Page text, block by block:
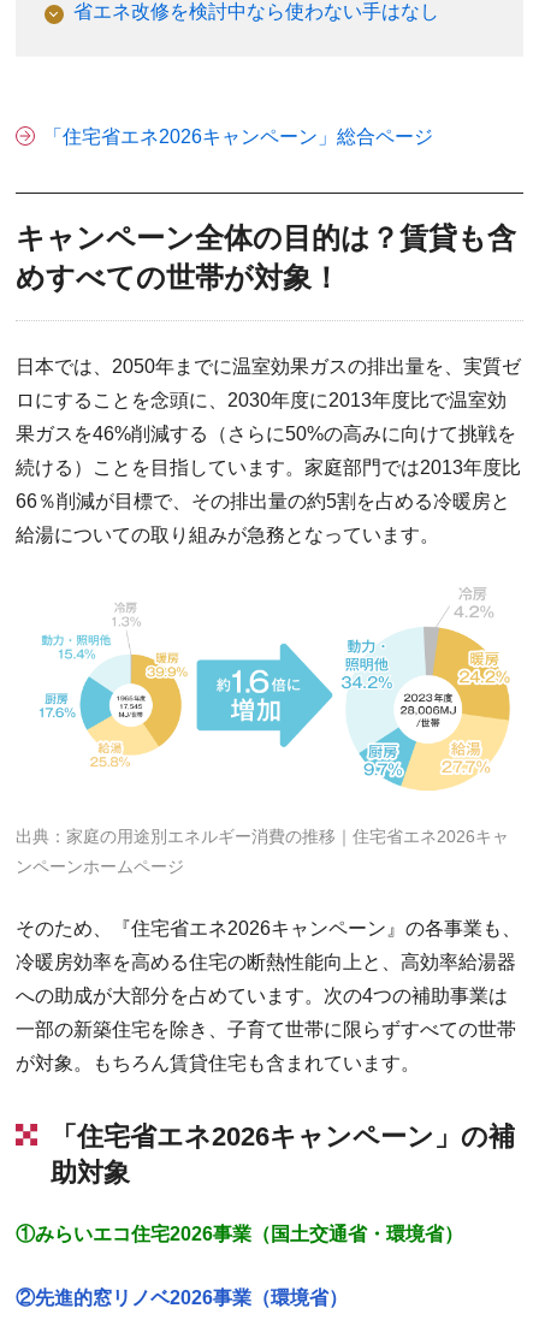
省エネ改修を検討中なら使わない手はなし
「住宅省エネ2026キャンペーン」総合ページ
キャンペーン全体の目的は？賃貸も含
めすべての世帯が対象！
日本では、2050年までに温室効果ガスの排出量を、実質ゼ
ロにすることを念頭に、2030年度に2013年度比で温室効
果ガスを46%削減する（さらに50%の高みに向けて挑戦を
続ける）ことを目指しています。家庭部門では2013年度比
66％削減が目標で、その排出量の約5割を占める冷暖房と
給湯についての取り組みが急務となっています。
出典：家庭の用途別エネルギー消費の推移｜住宅省エネ2026キャ
ンペーンホームページ
そのため、『住宅省エネ2026キャンペーン』の各事業も、
冷暖房効率を高める住宅の断熱性能向上と、高効率給湯器
への助成が大部分を占めています。次の4つの補助事業は
一部の新築住宅を除き、子育て世帯に限らずすべての世帯
が対象。もちろん賃貸住宅も含まれています。
「住宅省エネ2026キャンペーン」の補
助対象
①みらいエコ住宅2026事業（国土交通省・環境省）
②先進的窓リノベ2026事業（環境省）